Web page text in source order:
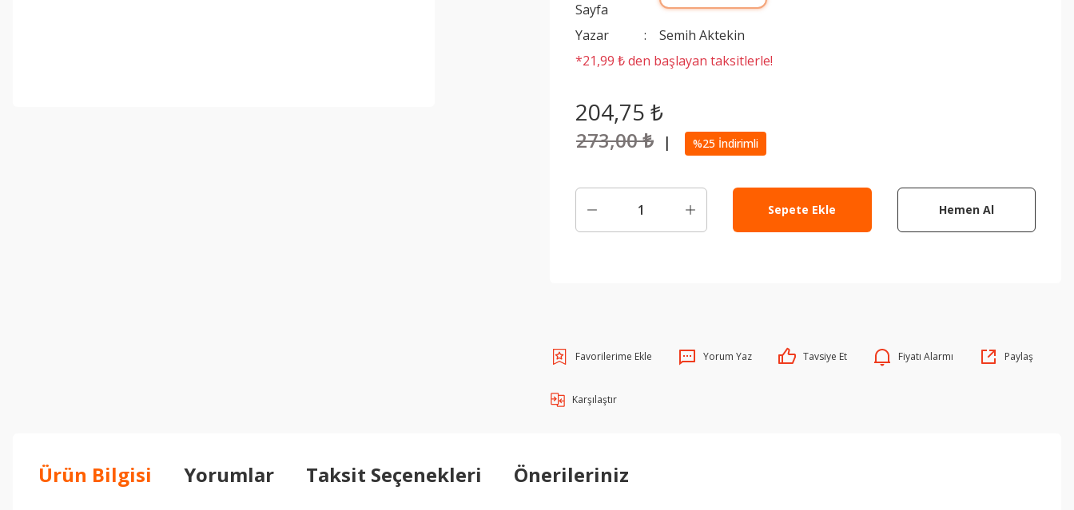
Sayfa
Yazar
Semih Aktekin
*21,99 ₺ den başlayan taksitlerle!
204,75 ₺
273,00 ₺ | %25 İndirimli
Sepete Ekle Hemen Al
Yorum Yaz Tavsiye Et Fiyatı Alarmı Paylaş
Karşılaştır
Ürün Bilgisi Yorumlar Taksit Seçenekleri Önerileriniz